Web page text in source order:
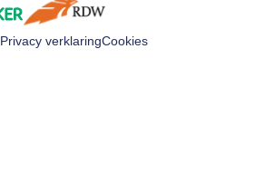
Privacy verklaringCookies